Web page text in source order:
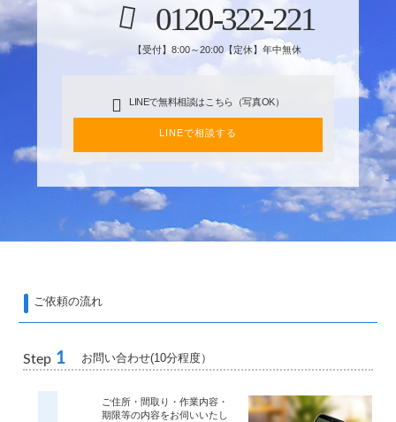
0120-322-221
【受付】8:00～20:00【定休】年中無休
LINEで無料相談はこちら（写真OK）
LINEで相談する
ご依頼の流れ
Step 1 お問い合わせ(10分程度）
ご住所・間取り・作業内容・
期限等の内容をお伺いいたし